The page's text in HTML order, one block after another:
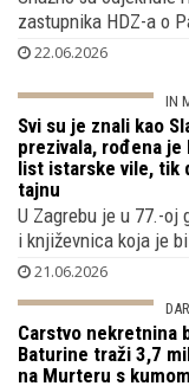
predsjednikom
Snažno su odjeknule
zastupnika HDZ-a o
22.06.2026
IN
istarske vile, tik do
U Zagrebu je u 77.-oj
i književnica koja je